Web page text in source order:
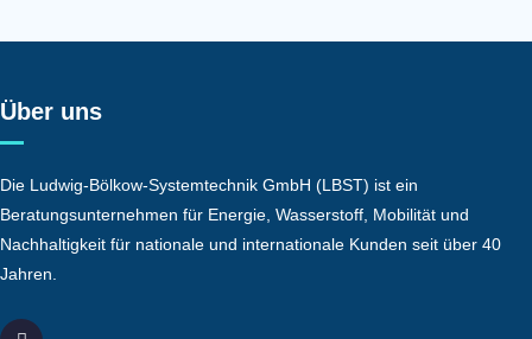
Über uns
Die Ludwig-Bölkow-Systemtechnik GmbH (LBST) ist ein
Beratungsunternehmen für Energie, Wasserstoff, Mobilität und
Nachhaltigkeit für nationale und internationale Kunden seit über 40
Jahren.